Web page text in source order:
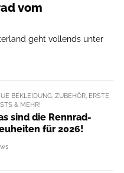
vom
geht vollends unter
BEKLEIDUNG, ZUBEHÖR, ERSTE
& MEHR!
sind die Rennrad-
für 2026!